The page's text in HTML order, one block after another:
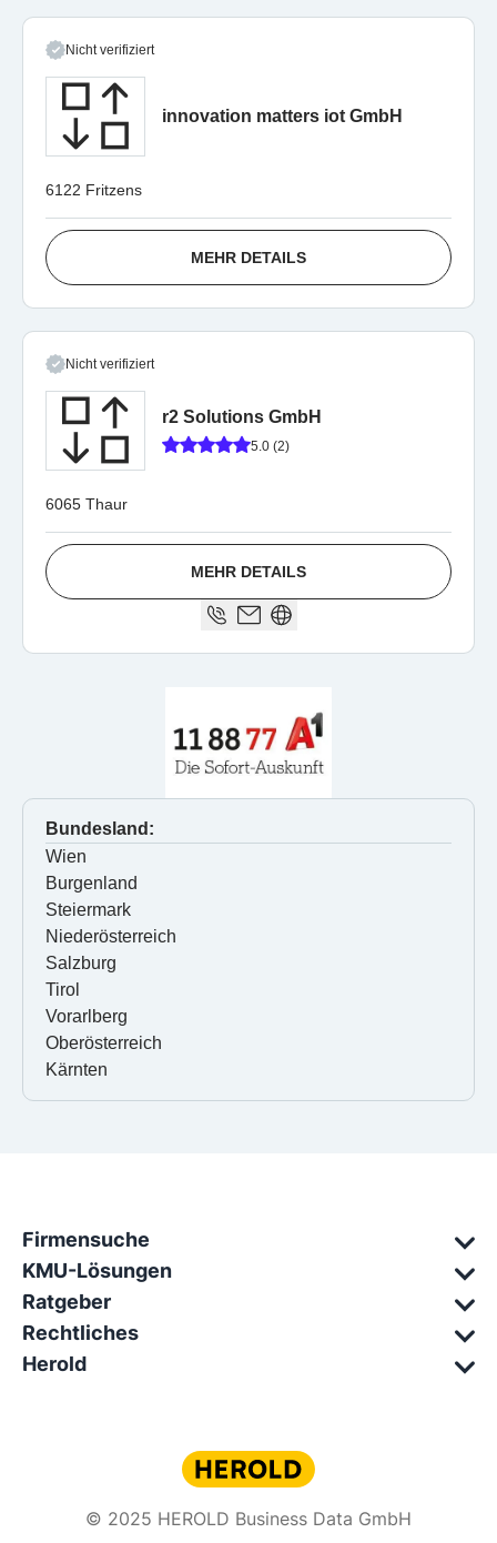
Nicht verifiziert
innovation matters iot GmbH
6122 Fritzens
MEHR DETAILS
Nicht verifiziert
r2 Solutions GmbH
5.0 (2)
6065 Thaur
MEHR DETAILS
Bundesland:
Wien
Burgenland
Steiermark
Niederösterreich
Salzburg
Tirol
Vorarlberg
Oberösterreich
Kärnten
Firmensuche
KMU-Lösungen
Ratgeber
Rechtliches
Herold
© 2025 HEROLD Business Data GmbH